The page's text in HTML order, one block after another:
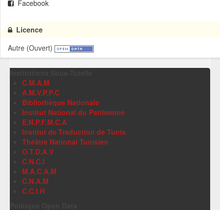
Facebook
Licence
Autre (Ouvert)
C.M.A.M
A.M.V.P.P.C
Bibliothèque Nationale
Institut National du Patrimoine
E.N.P.F.M.C.A
Institut de Traduction de Tunis
Théâtre National Tunisien
O.T.D.A.V
C.N.C.I
M.A.C.A.M
C.N.A.M
C.C.I.H